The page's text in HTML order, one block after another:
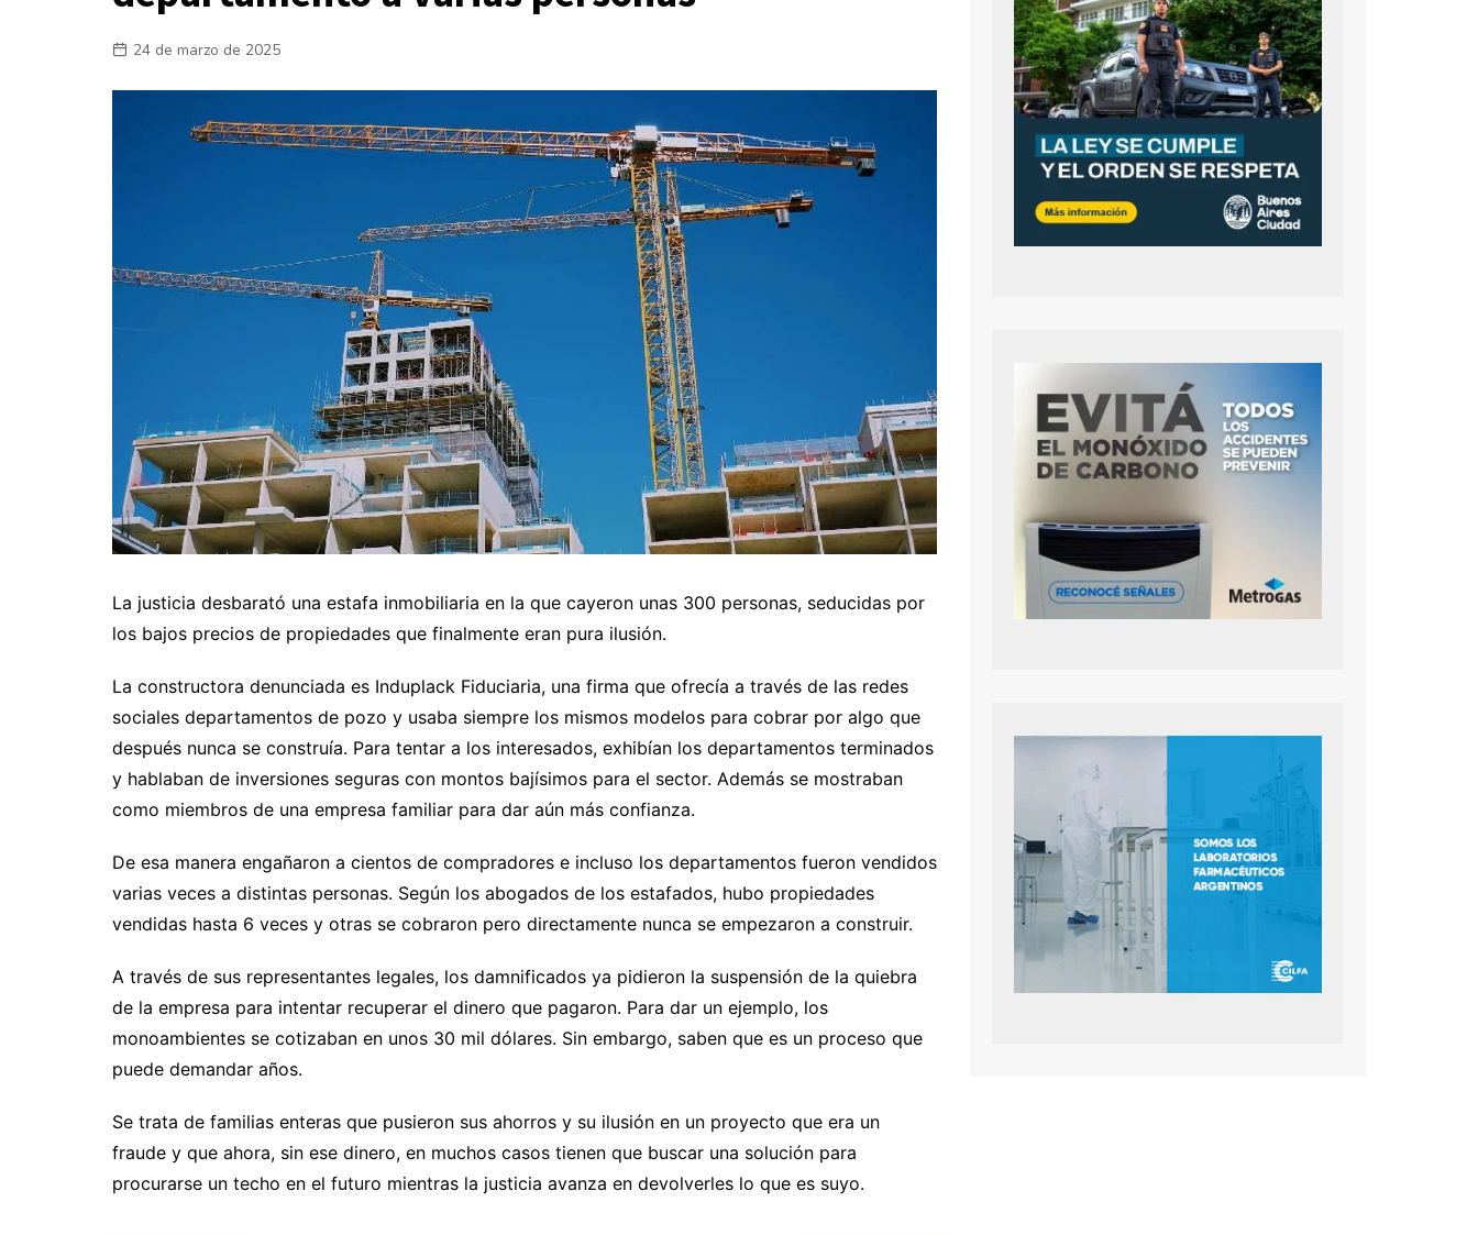
24 de marzo de 2025
La justicia desbarató una estafa inmobiliaria en la que cayeron unas 300 personas, seducidas por
los bajos precios de propiedades que finalmente eran pura ilusión.
La constructora denunciada es Induplack Fiduciaria, una firma que ofrecía a través de las redes
sociales departamentos de pozo y usaba siempre los mismos modelos para cobrar por algo que
después nunca se construía. Para tentar a los interesados, exhibían los departamentos terminados
y hablaban de inversiones seguras con montos bajísimos para el sector. Además se mostraban
como miembros de una empresa familiar para dar aún más confianza.
De esa manera engañaron a cientos de compradores e incluso los departamentos fueron vendidos
varias veces a distintas personas. Según los abogados de los estafados, hubo propiedades
vendidas hasta 6 veces y otras se cobraron pero directamente nunca se empezaron a construir.
A través de sus representantes legales, los damnificados ya pidieron la suspensión de la quiebra
de la empresa para intentar recuperar el dinero que pagaron. Para dar un ejemplo, los
monoambientes se cotizaban en unos 30 mil dólares. Sin embargo, saben que es un proceso que
puede demandar años.
Se trata de familias enteras que pusieron sus ahorros y su ilusión en un proyecto que era un
fraude y que ahora, sin ese dinero, en muchos casos tienen que buscar una solución para
procurarse un techo en el futuro mientras la justicia avanza en devolverles lo que es suyo.